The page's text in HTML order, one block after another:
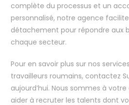
complète du processus et un
personnalisé, notre agence
détachement pour répondre aux
chaque secteur.
Pour en savoir plus sur nos
travailleurs roumains, contactez
aujourd’hui. Nous sommes à
aider à recruter les talents dont